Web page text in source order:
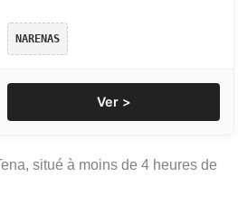
NARENAS
Ver >
situé à moins de 4 heures de